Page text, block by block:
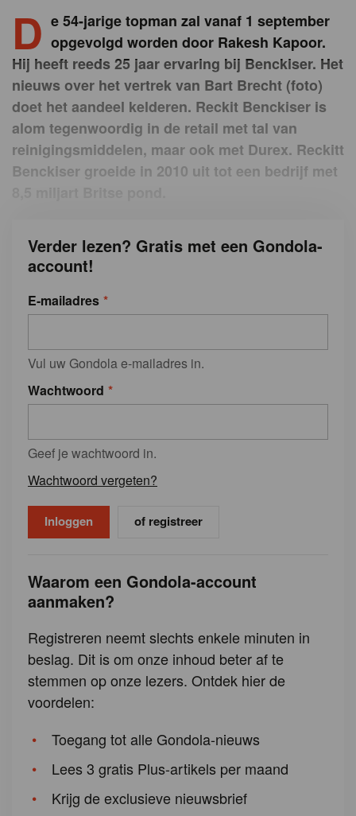
D e 54-jarige topman zal vanaf 1 september
opgevolgd worden door Rakesh Kapoor.
Hij heeft reeds 25 jaar ervaring bij Benckiser. Het
nieuws over het vertrek van Bart Brecht (foto)
doet het aandeel kelderen. Reckit Benckiser is
alom tegenwoordig in de retail met tal van
reinigingsmiddelen, maar ook met Durex. Reckitt
Benckiser groeide in 2010 uit tot een bedrijf met
Verder lezen? Gratis met een Gondola-
account!
E-mailadres
Vul uw Gondola e-mailadres in.
Wachtwoord
Geef je wachtwoord in.
Wachtwoord vergeten?
of registreer
Waarom een Gondola-account
aanmaken?
Registreren neemt slechts enkele minuten in
beslag. Dit is om onze inhoud beter af te
stemmen op onze lezers. Ontdek hier de
voordelen:
Toegang tot alle Gondola-nieuws
Lees 3 gratis Plus-artikels per maand
Krijg de exclusieve nieuwsbrief